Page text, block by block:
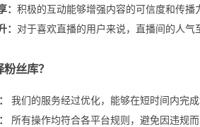
积极的互动能够增强内容的可信度和传播
对于喜欢直播的用户来说，直播间的人
丝库？
我们的服务经过优化，能够在短时间内完
所有操作均符合各平台规则，避免因违规而